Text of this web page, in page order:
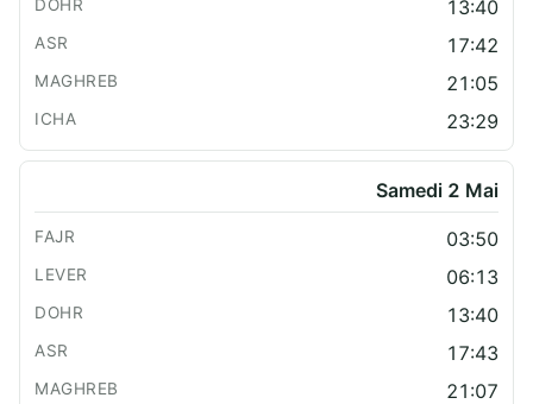
13:40
17:42
21:05
23:29
Samedi 2 Mai
03:50
06:13
13:40
17:43
21:07